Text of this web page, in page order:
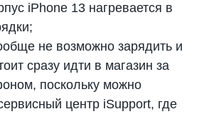
iPhone 13 нагревается в
не возможно зарядить и
сразу идти в магазин за
поскольку можно
центр iSupport, где